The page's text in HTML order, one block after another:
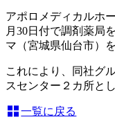
アポロメディカルホ
月30日付で調剤薬局
マ（宮城県仙台市）
これにより、同社グ
スセンター２カ所と
一覧に戻る